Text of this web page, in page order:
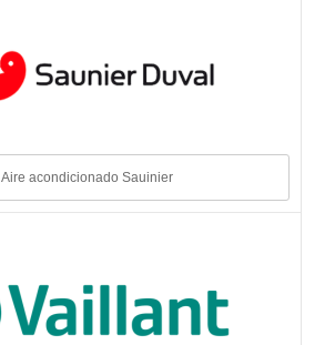
Aire acondicionado Sauinier